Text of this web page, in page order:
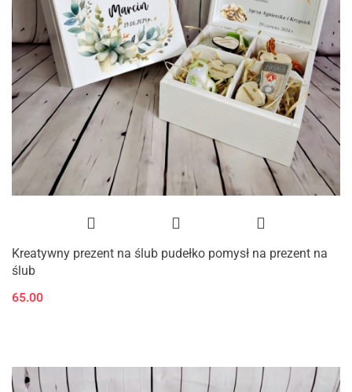
Kreatywny prezent na ślub pudełko pomysł na prezent na
ślub
65.00